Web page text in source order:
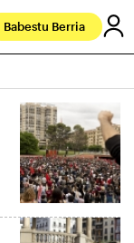
Babestu Berria